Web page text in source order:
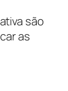
são
as